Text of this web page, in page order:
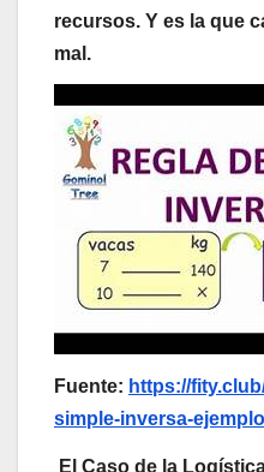
recursos. Y es la que
mal.
Fuente: https://
simple-inversa-
El Caso de la